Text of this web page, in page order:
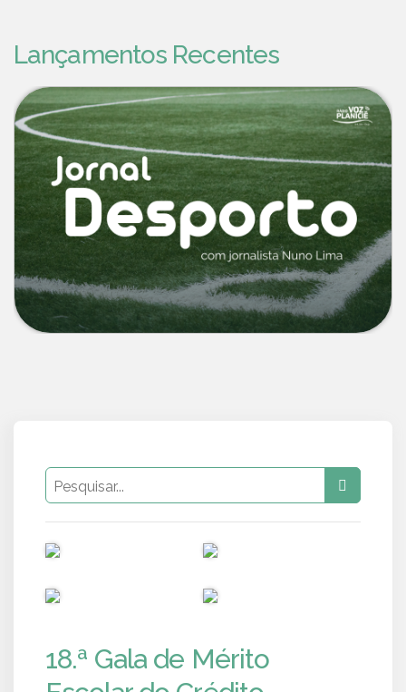
Lançamentos Recentes
18.ª Gala de Mérito